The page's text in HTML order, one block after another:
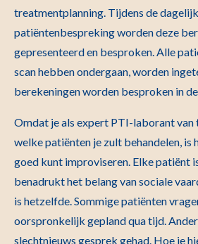
treatmentplanning. Tijdens de
patiëntenbespreking worden deze
gepresenteerd en besproken. Alle
scan hebben ondergaan, worden
berekeningen worden besproken in
Omdat je als expert PTI-laborant van
welke patiënten je zult behandelen, is
goed kunt improviseren. Elke patiënt
benadrukt het belang van sociale
is hetzelfde. Sommige patiënten
oorspronkelijk gepland qua tijd.
slechtnieuws gesprek gehad. Hoe je